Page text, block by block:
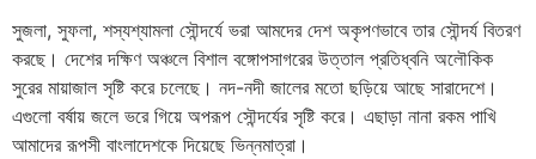
সুজলা, সুফলা, শস্যশ্যামলা সৌন্দর্যে ভরা আমদের দেশ অকৃপণভাবে তার সৌন্দর্য বিতরণ
করছে। দেশের দক্ষিণ অঞ্চলে বিশাল বঙ্গোপসাগরের উত্তাল প্রতিধ্বনি অলৌকিক
সুরের মায়াজাল সৃষ্টি করে চলেছে। নদ-নদী জালের মতো ছড়িয়ে আছে সারাদেশে।
এগুলো বর্ষায় জলে ভরে গিয়ে অপরূপ সৌন্দর্যের সৃষ্টি করে। এছাড়া নানা রকম পাখি
আমাদের রূপসী বাংলাদেশকে দিয়েছে ভিন্নমাত্রা।